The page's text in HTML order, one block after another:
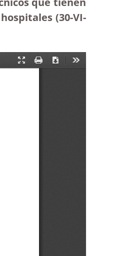
(30-VI-